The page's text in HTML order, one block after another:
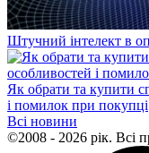
Штучний інтелект в
Як обрати та купити
і помилок при покупці
Всі новини
©2008 - 2026 рік. Всі